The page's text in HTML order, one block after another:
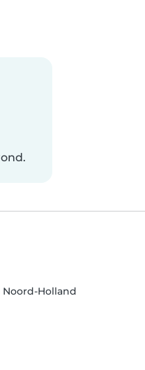
Noord-Holland